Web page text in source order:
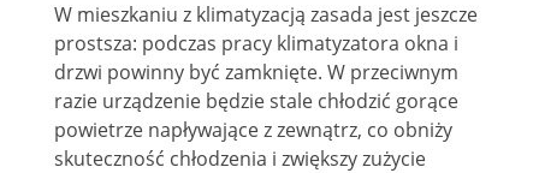
W mieszkaniu z klimatyzacją zasada jest jeszcze
prostsza: podczas pracy klimatyzatora okna i
drzwi powinny być zamknięte. W przeciwnym
razie urządzenie będzie stale chłodzić gorące
powietrze napływające z zewnątrz, co obniży
skuteczność chłodzenia i zwiększy zużycie